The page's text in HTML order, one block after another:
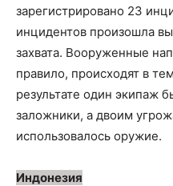
зарегистрировано 23
инцидентов произошла
захвата. Вооруженные
правило, происходят в
результате один экипаж
заложники, а двоим
использовалось оружие.
Индонезия